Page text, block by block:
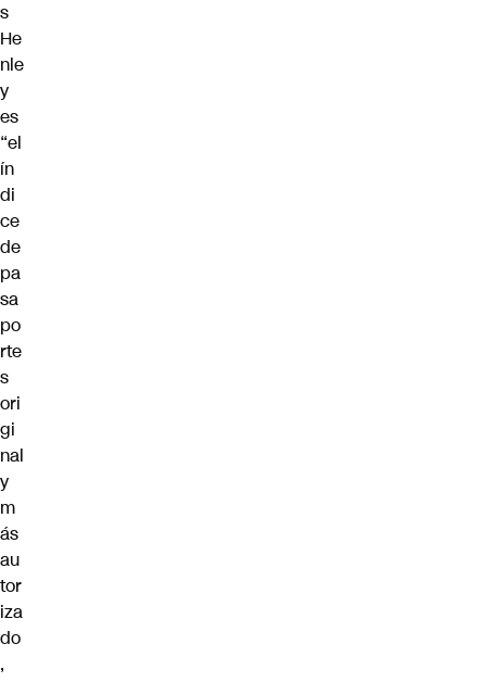
s
He
nle
y
es
“el
ín
di
ce
de
pa
sa
po
rte
s
ori
gi
nal
y
m
ás
au
tor
iza
do
,